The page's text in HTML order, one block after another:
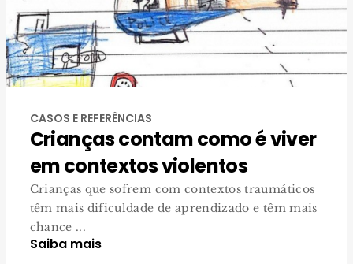
CASOS E REFERÊNCIAS
Crianças contam como é viver
em contextos violentos
Crianças que sofrem com contextos traumáticos
têm mais dificuldade de aprendizado e têm mais
chance ...
Saiba mais